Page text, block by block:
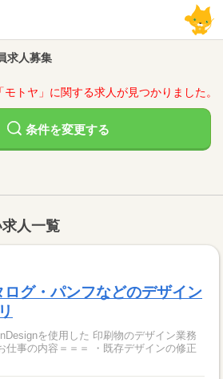
求人募集
トヤ」に関する求人が見つかりました。
条件を変更する
人一覧
グ・パンフなどのデザイン
を使用した 印刷物のデザイン業務